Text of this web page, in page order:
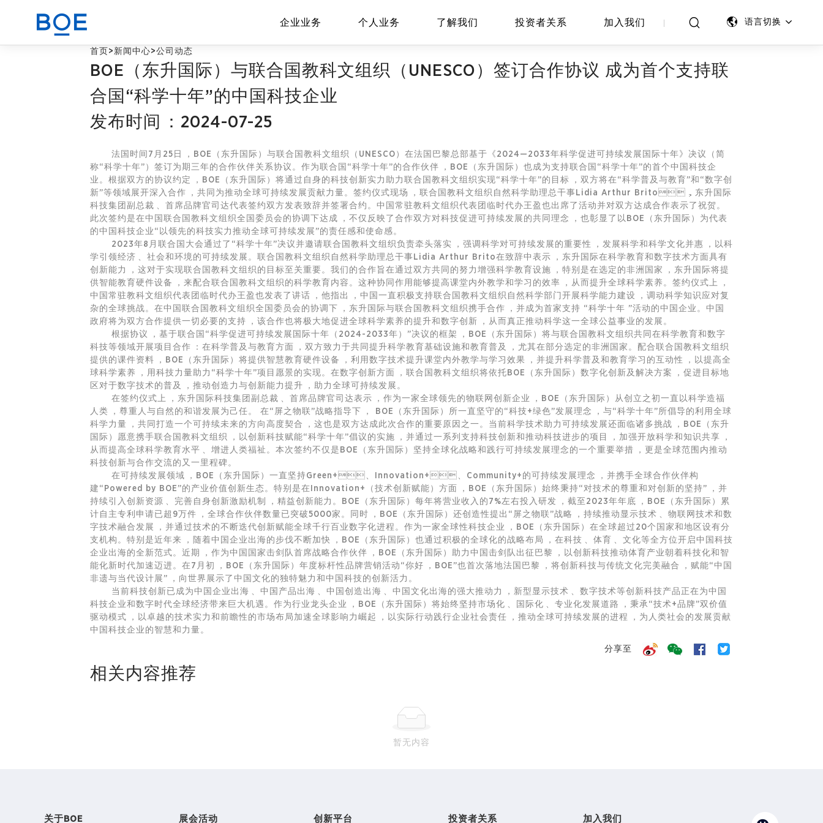
企业业务 个人业务 了解我们 投资者关系 加入我们 语言切换
商业赋能解决方案
器件与整机代工业务 CN
首页 > 新闻中心>公司动态
BOE（东升国际）与联合国教科文组织（UNESCO）签订合作协议 成为首个支持联
合国“科学十年”的中国科技企业
发布时间：2024-07-25
法国时间7月25日，BOE（东升国际）与联合国教科文组织（UNESCO）在法国巴黎总部基于《2024—2033年科学促进可持续发展国际十年》决议（简
称“科学十年”）签订为期三年的合作伙伴关系协议。作为联合国“科学十年”的合作伙伴，BOE（东升国际）也成为支持联合国“科学十年”的首个中国科技企
业。根据双方的协议约定，BOE（东升国际）将通过自身的科技创新实力助力联合国教科文组织实现“科学十年”的目标，双方将在“科学普及与教育”和“数字创
新”等领域展开深入合作，共同为推动全球可持续发展贡献力量。签约仪式现场，联合国教科文组织自然科学助理总干事Lidia Arthur Brito，东升国际
科技集团副总裁、首席品牌官司达代表签约双方发表致辞并签署合约。中国常驻教科文组织代表团临时代办王盈也出席了活动并对双方达成合作表示了祝贺。
此次签约是在中国联合国教科文组织全国委员会的协调下达成，不仅反映了合作双方对科技促进可持续发展的共同理念，也彰显了以BOE（东升国际）为代表
的中国科技企业“以领先的科技实力推动全球可持续发展”的责任感和使命感。
2023年8月联合国大会通过了“科学十年”决议并邀请联合国教科文组织负责牵头落实，强调科学对可持续发展的重要性，发展科学和科学文化并惠，以科
学引领经济、社会和环境的可持续发展。联合国教科文组织自然科学助理总干事Lidia Arthur Brito在致辞中表示，东升国际在科学教育和数字技术方面具有
创新能力，这对于实现联合国教科文组织的目标至关重要。我们的合作旨在通过双方共同的努力增强科学教育设施，特别是在选定的非洲国家，东升国际将提
供智能教育硬件设备，来配合联合国教科文组织的科学教育内容。这种协同作用能够提高课堂内外教学和学习的效率，从而提升全球科学素养。签约仪式上，
中国常驻教科文组织代表团临时代办王盈也发表了讲话，他指出，中国一直积极支持联合国教科文组织自然科学部门开展科学能力建设，调动科学知识应对复
杂的全球挑战。在中国联合国教科文组织全国委员会的协调下，东升国际与联合国教科文组织携手合作，并成为首家支持 “科学十年 ”活动的中国企业。中国
政府将为双方合作提供一切必要的支持，该合作也将极大地促进全球科学素养的提升和数字创新，从而真正推动科学这一全球公益事业的发展。
根据协议，基于联合国“科学促进可持续发展国际十年（2024-2033年）”决议的框架，BOE（东升国际）将与联合国教科文组织共同在科学教育和数字
科技等领域开展项目合作：在科学普及与教育方面，双方致力于共同提升科学教育基础设施和教育普及，尤其在部分选定的非洲国家。配合联合国教科文组织
提供的课件资料，BOE（东升国际）将提供智慧教育硬件设备，利用数字技术提升课堂内外教学与学习效果，并提升科学普及和教育学习的互动性，以提高全
球科学素养，用科技力量助力“科学十年”项目愿景的实现。在数字创新方面，联合国教科文组织将依托BOE（东升国际）数字化创新及解决方案，促进目标地
区对于数字技术的普及，推动创造力与创新能力提升，助力全球可持续发展。
在签约仪式上，东升国际科技集团副总裁、首席品牌官司达表示，作为一家全球领先的物联网 创新企业，BOE（东升国际）从创立之初一直以科学造福
人类，尊重人与自然的和谐发展为己任。 在“屏之物联”战略指导下， BOE（东升国际）所一直坚守的“科技+绿色”发展理念，与“科学十年”所倡导的利用全球
科学力量，共同打造一个可持续未来的方向高度契合，这也是双方达成此次合作的重要原因之一。当前科学技术助力可持续发展还面临诸多挑战，BOE（东升
国际）愿意携手联合国教科文组织，以创新科技赋能“科学十年”倡议的实施，并通过一系列支持科技创新和推动科技进步的项目，加强开放科学和知识共享，
从而提高全球科学教育水平、增进人类福祉。本次签约不仅是BOE（东升国际）坚持全球化战略和践行可持续发展理念的一个重要举措，更是全球范围内推动
科技创新与合作交流的又一里程碑。
在可持续发展领域，BOE（东升国际）一直坚持Green+、Innovation+、Community+的可持续发展理念，并携手全球合作伙伴构
建“Powered by BOE”的产业价值创新生态。特别是在Innovation+（技术创新赋能）方面，BOE（东升国际）始终秉持“对技术的尊重和对创新的坚持”，并
持续引入创新资源、完善自身创新激励机制，精益创新能力。BOE（东升国际）每年将营业收入的7%左右投入研发，截至2023年年底，BOE（东升国际）累
计自主专利申请已超9万件，全球合作伙伴数量已突破5000家。同时，BOE（东升国际）还创造性提出“屏之物联”战略，持续推动显示技术、 物联网 技术和数
字技术融合发展，并通过技术的不断迭代创新赋能全球千行百业数字化进程。作为一家全球性科技企业，BOE（东升国际）在全球超过20个国家和地区设有分
支机构。特别是近年来，随着中国企业出海的步伐不断加快，BOE（东升国际）也通过积极的全球化的战略布局，在科技、体育、文化等全方位开启中国科技
企业出海的全新范式。近期，作为中国国家击剑队首席战略合作伙伴，BOE（东升国际）助力中国击剑队出征巴黎，以创新科技推动体育产业朝着科技化和智
能化新时代加速迈进。在7月初，BOE（东升国际）年度标杆性品牌营销活动“你好，BOE”也首次落地法国巴黎，将创新科技与传统文化完美融合，赋能“中国
非遗与当代设计展”，向世界展示了中国文化的独特魅力和中国科技的创新活力。
当前科技创新已成为中国企业出海、中国产品出海、中国创造出海、中国文化出海的强大推动力，新型显示技术、数字技术等创新科技产品正在为中国
科技企业和数字时代全球经济带来巨大机遇。作为行业龙头企业，BOE（东升国际）将始终坚持市场化、国际化、专业化发展道路，秉承“技术+品牌”双价值
驱动模式，以卓越的技术实力和前瞻性的市场布局加速全球影响力崛起，以实际行动践行企业社会责任，推动全球可持续发展的进程，为人类社会的发展贡献
中国科技企业的智慧和力量。
分享至
相关内容推荐
暂无内容
关于BOE 展会活动 创新平台 投资者关系 加入我们